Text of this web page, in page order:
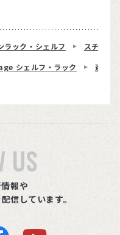
ラック・シェルフ
スチール
シェルフ・ラック
連結
US
報や
信しています。